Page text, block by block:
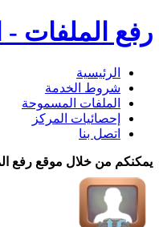
رفع الملفات -
الرئيسية
شروط الخدمة
الملفات المسموحة
إحصائيات المركز
اتصل بنا
يمكنكم من خلال موقع رفع